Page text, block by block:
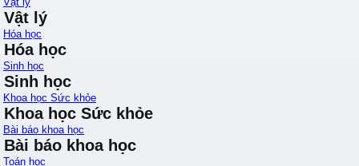
Vật lý
Hóa học
Hóa học
Sinh học
Sinh học
Khoa học Sức khỏe
Khoa học Sức khỏe
Bài báo khoa học
Bài báo khoa học
Toán học